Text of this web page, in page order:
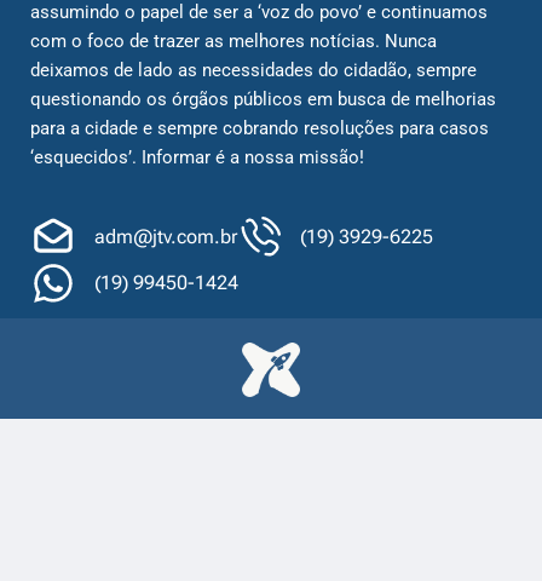
assumindo o papel de ser a ‘voz do povo’ e continuamos
com o foco de trazer as melhores notícias. Nunca
deixamos de lado as necessidades do cidadão, sempre
questionando os órgãos públicos em busca de melhorias
para a cidade e sempre cobrando resoluções para casos
‘esquecidos’. Informar é a nossa missão!
adm@jtv.com.br
(19) 3929-6225
(19) 99450-1424